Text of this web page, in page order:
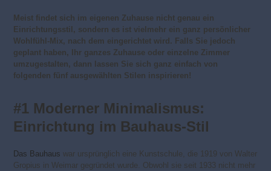
Meist findet sich im eigenen Zuhause nicht genau ein
Einrichtungsstil, sondern es ist vielmehr ein ganz persönlicher
Wohlfühl-Mix, nach dem eingerichtet wird. Falls Sie jedoch
geplant haben, Ihr ganzes Zuhause oder einzelne Zimmer
umzugestalten, dann lassen Sie sich ganz einfach von
folgenden fünf ausgewählten Stilen inspirieren!
#1 Moderner Minimalismus:
Einrichtung im Bauhaus-Stil
Das Bauhaus war ursprünglich eine Kunstschule, die 1919 von Walter
Gropius in Weimar gegründet wurde. Obwohl sie seit 1933 nicht mehr